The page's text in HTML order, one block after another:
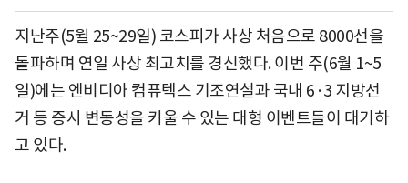
지난주(5월 25~29일) 코스피가 사상 처음으로 8000선을
돌파하며 연일 사상 최고치를 경신했다. 이번 주(6월 1~5
일)에는 엔비디아 컴퓨텍스 기조연설과 국내 6·3 지방선
거 등 증시 변동성을 키울 수 있는 대형 이벤트들이 대기하
고 있다.